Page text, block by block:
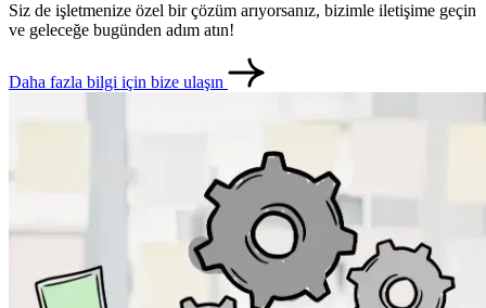
English
Siz de işletmenize özel bir çözüm arıyorsanız, bizimle iletişime geçin
ve geleceğe bugünden adım atın!
Daha fazla bilgi için bize ulaşın